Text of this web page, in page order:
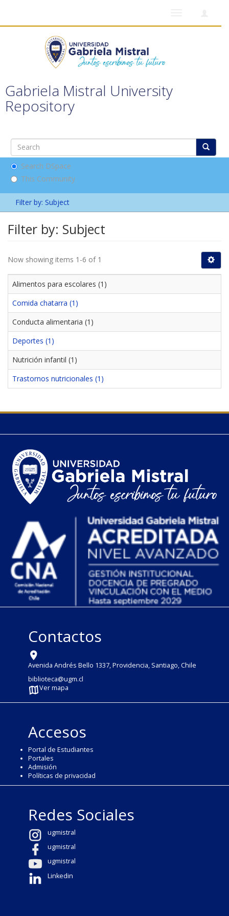
Gabriela Mistral University
Repository
Search DSpace
This Community
Filter by: Subject
Filter by: Subject
Now showing items 1-6 of 1
Alimentos para escolares (1)
Comida chatarra (1)
Conducta alimentaria (1)
Deportes (1)
Nutrición infantil (1)
Trastornos nutricionales (1)
Contactos
Avenida Andrés Bello 1337, Providencia, Santiago, Chile
biblioteca@ugm.cl
Ver mapa
Accesos
Portal de Estudiantes
Portales
Admisión
Políticas de privacidad
Redes Sociales
ugmistral
ugmistral
ugmistral
Linkedin